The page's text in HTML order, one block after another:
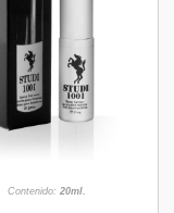
Contenido:20ml.